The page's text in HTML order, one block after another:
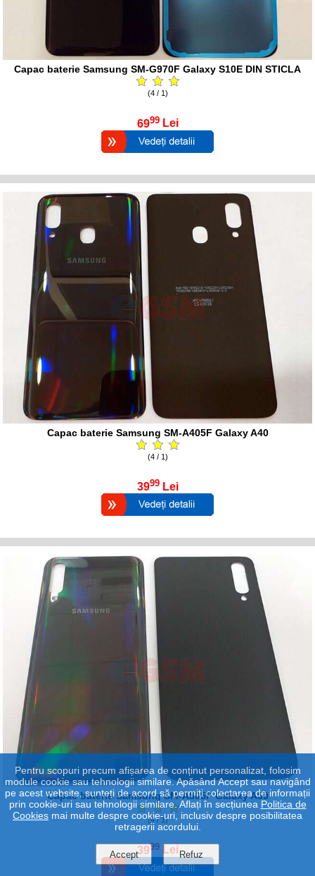
Capac baterie Samsung SM-G970F Galaxy S10E DIN STICLA
(4 / 1)
6999 Lei
Capac baterie Samsung SM-A405F Galaxy A40
(4 / 1)
3999 Lei
Capac baterie Samsung SM-A505F Galaxy A50
(4 / 1)
3999 Lei
Pentru scopuri precum afișarea de conținut personalizat, folosim
module cookie sau tehnologii similare. Apăsând Accept sau navigând
pe acest website, sunteți de acord să permiți colectarea de informații
prin cookie-uri sau tehnologii similare. Aflați în secțiunea Politica de
Cookies mai multe despre cookie-uri, inclusiv despre posibilitatea
retragerii acordului.